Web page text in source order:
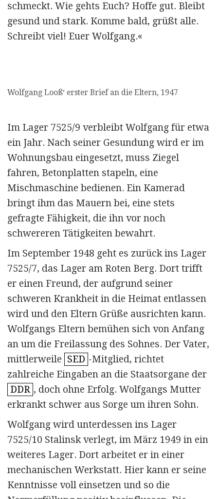
schmeckt. Wie gehts Euch? Hoffe gut. Bleibt
gesund und stark. Komme bald, grüßt alle.
Schreibt viel! Euer Wolfgang.«
Wolfgang Looß‘ erster Brief an die Eltern, 1947
Im Lager 7525/9 verbleibt Wolfgang für etwa
ein Jahr. Nach seiner Gesundung wird er im
Wohnungsbau eingesetzt, muss Ziegel
fahren, Betonplatten stapeln, eine
Mischmaschine bedienen. Ein Kamerad
bringt ihm das Mauern bei, eine stets
gefragte Fähigkeit, die ihn vor noch
schwereren Tätigkeiten bewahrt.
Im September 1948 geht es zurück ins Lager
7525/7, das Lager am Roten Berg. Dort trifft
er einen Freund, der aufgrund seiner
schweren Krankheit in die Heimat entlassen
wird und den Eltern Grüße ausrichten kann.
Wolfgangs Eltern bemühen sich von Anfang
an um die Freilassung des Sohnes. Der Vater,
mittler­weile SED -Mitglied, richtet
zahlreiche Eingaben an die Staatsorgane der
DDR , doch ohne Erfolg. Wolfgangs Mutter
erkrankt schwer aus Sorge um ihren Sohn.
Wolfgang wird unterdessen ins Lager
7525/10 Stalinsk verlegt, im März 1949 in ein
weiteres Lager. Dort arbeitet er in einer
mecha­nischen Werkstatt. Hier kann er seine
Kenntnisse voll einsetzen und so die